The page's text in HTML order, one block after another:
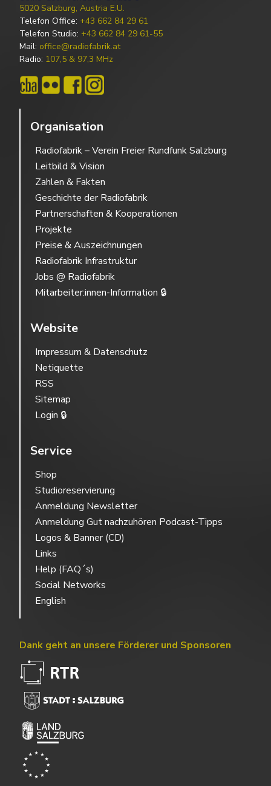
5020 Salzburg, Austria E.U.
Telefon Office: +43 662 84 29 61
Telefon Studio: +43 662 84 29 61-55
Mail: office@radiofabrik.at
Radio: 107,5 & 97,3 MHz
Organisation
Radiofabrik – Verein Freier Rundfunk Salzburg
Leitbild & Vision
Zahlen & Fakten
Geschichte der Radiofabrik
Partnerschaften & Kooperationen
Projekte
Preise & Auszeichnungen
Radiofabrik Infrastruktur
Jobs @ Radiofabrik
Mitarbeiter:innen-Information 🔒
Website
Impressum & Datenschutz
Netiquette
RSS
Sitemap
Login 🔒
Service
Shop
Studioreservierung
Anmeldung Newsletter
Anmeldung Gut nachzuhören Podcast-Tipps
Logos & Banner (CD)
Links
Help (FAQ´s)
Social Networks
English
Dank geht an unsere Förderer und Sponsoren